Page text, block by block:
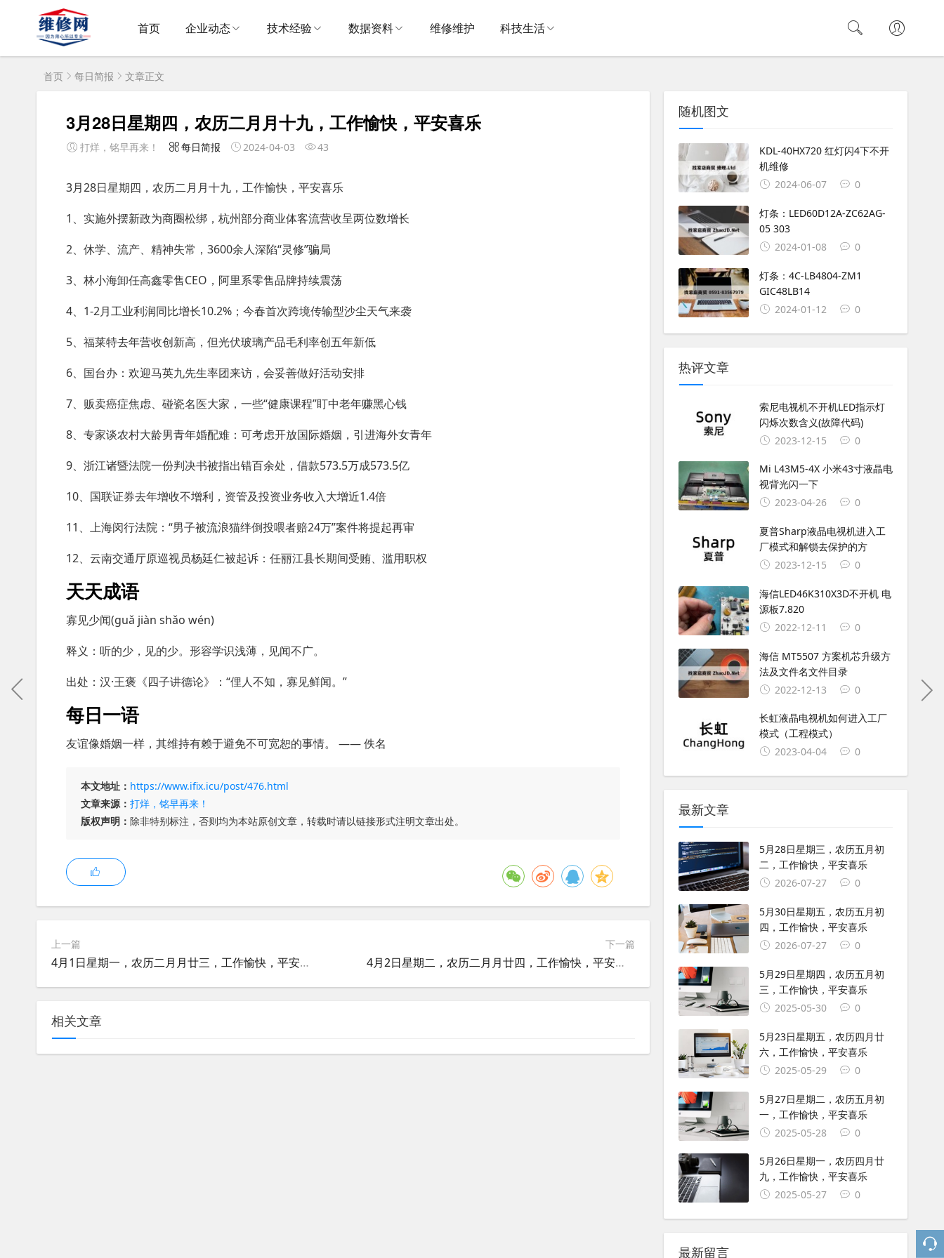
首页 企业动态 技术经验 数据资料 维修维护 科技生活
首页 每日简报 文章正文
3月28日星期四，农历二月月十九，工作愉快，平安喜乐
打烊，铭早再来！ 每日简报 2024-04-03 43
3月28日星期四，农历二月月十九，工作愉快，平安喜乐
1、实施外摆新政为商圈松绑，杭州部分商业体客流营收呈两位数增长
2、休学、流产、精神失常，3600余人深陷“灵修”骗局
3、林小海卸任高鑫零售CEO，阿里系零售品牌持续震荡
4、1-2月工业利润同比增长10.2%；今春首次跨境传输型沙尘天气来袭
5、福莱特去年营收创新高，但光伏玻璃产品毛利率创五年新低
6、国台办：欢迎马英九先生率团来访，会妥善做好活动安排
7、贩卖癌症焦虑、碰瓷名医大家，一些“健康课程”盯中老年赚黑心钱
8、专家谈农村大龄男青年婚配难：可考虑开放国际婚姻，引进海外女青年
9、浙江诸暨法院一份判决书被指出错百余处，借款573.5万成573.5亿
10、国联证券去年增收不增利，资管及投资业务收入大增近1.4倍
11、上海闵行法院：“男子被流浪猫绊倒投喂者赔24万”案件将提起再审
12、云南交通厅原巡视员杨廷仁被起诉：任丽江县长期间受贿、滥用职权
天天成语
寡见少闻(guǎ jiàn shǎo wén)
释义：听的少，见的少。形容学识浅薄，见闻不广。
出处：汉·王褒《四子讲德论》：“俚人不知，寡见鲜闻。”
每日一语
友谊像婚姻一样，其维持有赖于避免不可宽恕的事情。 —— 佚名
本文地址： https://www.ifix.icu/post/476.html
文章来源： 打烊，铭早再来！
版权声明： 除非特别标注，否则均为本站原创文章，转载时请以链接形式注明文章出处。
上一篇
4月1日星期一，农历二月月廿三，工作愉快，平安喜乐
下一篇
4月2日星期二，农历二月月廿四，工作愉快，平安喜乐
相关文章
随机图文
KDL-40HX720 红灯闪4下不开
机维修
2024-06-07
0
灯条：LED60D12A-ZC62AG-
05 303
2024-01-08
0
灯条：4C-LB4804-ZM1
GIC48LB14
2024-01-12
0
热评文章
索尼电视机不开机LED指示灯
闪烁次数含义(故障代码)
2023-12-15
0
Mi L43M5-4X 小米43寸液晶电
视背光闪一下
2023-04-26
0
夏普Sharp液晶电视机进入工
厂模式和解锁去保护的方
2023-12-15
0
海信LED46K310X3D不开机 电
源板7.820
2022-12-11
0
海信 MT5507 方案机芯升级方
法及文件名文件目录
2022-12-13
0
长虹液晶电视机如何进入工厂
模式（工程模式）
2023-04-04
0
最新文章
5月28日星期三，农历五月初
二，工作愉快，平安喜乐
2026-07-27
0
5月30日星期五，农历五月初
四，工作愉快，平安喜乐
2026-07-27
0
5月29日星期四，农历五月初
三，工作愉快，平安喜乐
2025-05-30
0
5月23日星期五，农历四月廿
六，工作愉快，平安喜乐
2025-05-29
0
5月27日星期二，农历五月初
一，工作愉快，平安喜乐
2025-05-28
0
5月26日星期一，农历四月廿
九，工作愉快，平安喜乐
2025-05-27
0
最新留言